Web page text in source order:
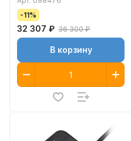
-11%
32 307 ₽ 36 300 ₽
В корзину